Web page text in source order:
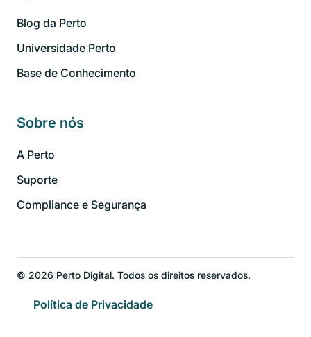
Blog da Perto
Universidade Perto
Base de Conhecimento
Sobre nós
A Perto
Suporte
Compliance e Segurança
© 2026 Perto Digital. Todos os direitos reservados.
Política de Privacidade